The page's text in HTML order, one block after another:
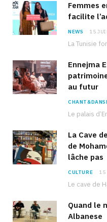
Femmes
facilite
NEWS 15
Ennejma
au futur
La Cave
de
lâche pas
CULTURE 15
Quand le
Albanese